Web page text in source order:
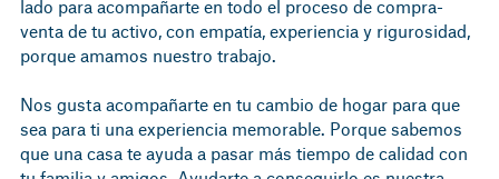
lado para acompañarte en todo el proceso de compra-
venta de tu activo, con empatía, experiencia y rigurosidad,
porque amamos nuestro trabajo.
Nos gusta acompañarte en tu cambio de hogar para que
sea para ti una experiencia memorable. Porque sabemos
que una casa te ayuda a pasar más tiempo de calidad con